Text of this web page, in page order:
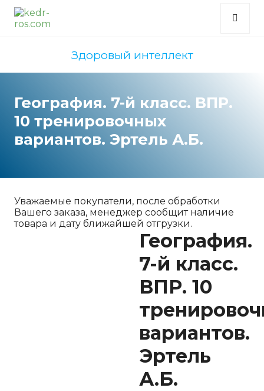
Здоровый интеллект
География. 7-й класс. ВПР.
10 тренировочных
вариантов. Эртель А.Б.
Уважаемые покупатели, после обработки
Вашего заказа, менеджер сообщит наличие
товара и дату ближайшей отгрузки.
География.
7-й класс.
ВПР. 10
вариантов.
Эртель
А.Б.